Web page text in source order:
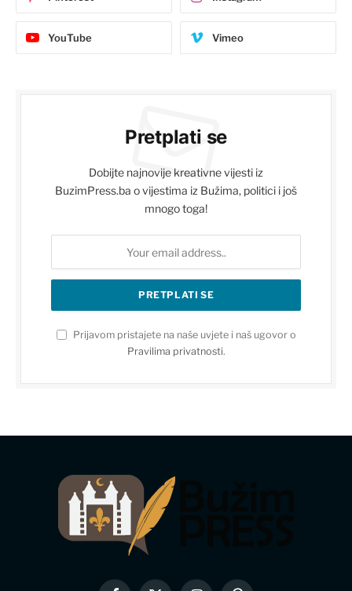
YouTube Vimeo
Pretplati se
Dobijte najnovije kreativne vijesti iz
BuzimPress.ba o vijestima iz Bužima, politici i još
mnogo toga!
Prijavom pristajete na naše uvjete i naš ugovor o
Pravilima privatnosti.